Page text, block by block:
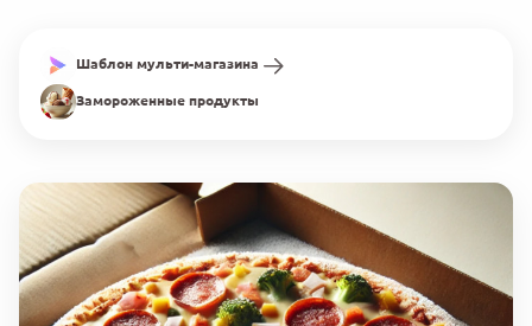
Шаблон мульти-магазина
Замороженные продукты